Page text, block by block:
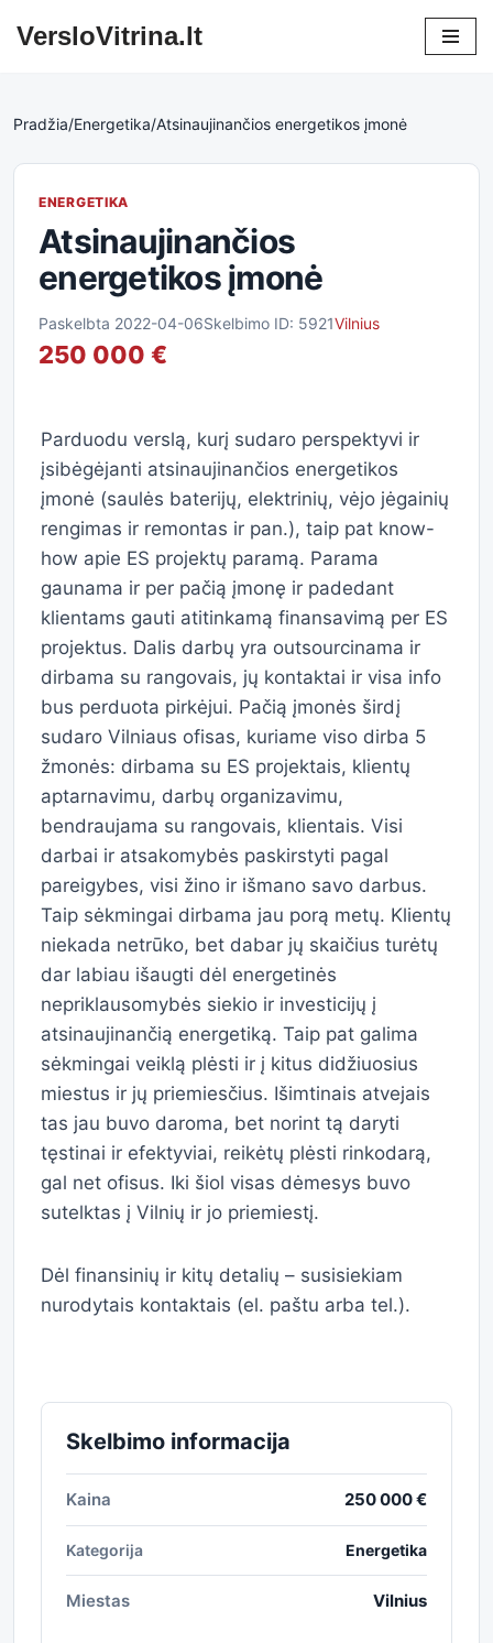
VersloVitrina.lt
Pradžia/Energetika/Atsinaujinančios energetikos įmonė
ENERGETIKA
Atsinaujinančios
energetikos įmonė
Paskelbta 2022-04-06Skelbimo ID: 5921Vilnius
250 000 €
Parduodu verslą, kurį sudaro perspektyvi ir
įsibėgėjanti atsinaujinančios energetikos
įmonė (saulės baterijų, elektrinių, vėjo jėgainių
rengimas ir remontas ir pan.), taip pat know-
how apie ES projektų paramą. Parama
gaunama ir per pačią įmonę ir padedant
klientams gauti atitinkamą finansavimą per ES
projektus. Dalis darbų yra outsourcinama ir
dirbama su rangovais, jų kontaktai ir visa info
bus perduota pirkėjui. Pačią įmonės širdį
sudaro Vilniaus ofisas, kuriame viso dirba 5
žmonės: dirbama su ES projektais, klientų
aptarnavimu, darbų organizavimu,
bendraujama su rangovais, klientais. Visi
darbai ir atsakomybės paskirstyti pagal
pareigybes, visi žino ir išmano savo darbus.
Taip sėkmingai dirbama jau porą metų. Klientų
niekada netrūko, bet dabar jų skaičius turėtų
dar labiau išaugti dėl energetinės
nepriklausomybės siekio ir investicijų į
atsinaujinančią energetiką. Taip pat galima
sėkmingai veiklą plėsti ir į kitus didžiuosius
miestus ir jų priemiesčius. Išimtinais atvejais
tas jau buvo daroma, bet norint tą daryti
tęstinai ir efektyviai, reikėtų plėsti rinkodarą,
gal net ofisus. Iki šiol visas dėmesys buvo
sutelktas į Vilnių ir jo priemiestį.
Dėl finansinių ir kitų detalių – susisiekiam
nurodytais kontaktais (el. paštu arba tel.).
Skelbimo informacija
Kaina 250 000 €
Kategorija Energetika
Miestas Vilnius